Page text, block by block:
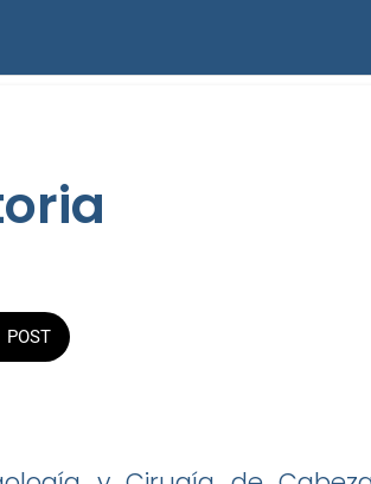
POST